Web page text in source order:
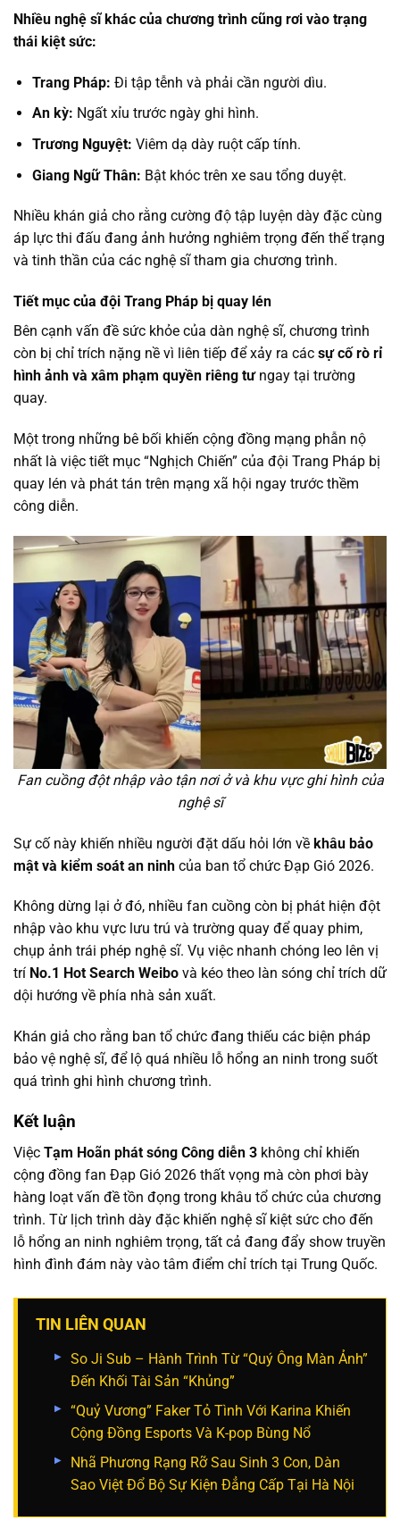
Nhiều nghệ sĩ khác của chương trình cũng rơi vào trạng
thái kiệt sức:
Trang Pháp: Đi tập tễnh và phải cần người dìu.
An kỳ: Ngất xỉu trước ngày ghi hình.
Trương Nguyệt: Viêm dạ dày ruột cấp tính.
Giang Ngữ Thân: Bật khóc trên xe sau tổng duyệt.
Nhiều khán giả cho rằng cường độ tập luyện dày đặc cùng
áp lực thi đấu đang ảnh hưởng nghiêm trọng đến thể trạng
và tinh thần của các nghệ sĩ tham gia chương trình.
Tiết mục của đội Trang Pháp bị quay lén
Bên cạnh vấn đề sức khỏe của dàn nghệ sĩ, chương trình
còn bị chỉ trích nặng nề vì liên tiếp để xảy ra các sự cố rò rỉ
hình ảnh và xâm phạm quyền riêng tưngay tại trường
quay.
Một trong những bê bối khiến cộng đồng mạng phẫn nộ
nhất là việc tiết mục “Nghịch Chiến” của đội Trang Pháp bị
quay lén và phát tán trên mạng xã hội ngay trước thềm
công diễn.
Fan cuồng đột nhập vào tận nơi ở và khu vực ghi hình của
nghệ sĩ
Sự cố này khiến nhiều người đặt dấu hỏi lớn về khâu bảo
mật và kiểm soát an ninh của ban tổ chức Đạp Gió 2026.
Không dừng lại ở đó, nhiều fan cuồng còn bị phát hiện đột
nhập vào khu vực lưu trú và trường quay để quay phim,
chụp ảnh trái phép nghệ sĩ. Vụ việc nhanh chóng leo lên vị
trí No.1 Hot Search Weibo và kéo theo làn sóng chỉ trích dữ
dội hướng về phía nhà sản xuất.
Khán giả cho rằng ban tổ chức đang thiếu các biện pháp
bảo vệ nghệ sĩ, để lộ quá nhiều lỗ hổng an ninh trong suốt
quá trình ghi hình chương trình.
Kết luận
Việc Tạm Hoãn phát sóng Công diễn 3 không chỉ khiến
cộng đồng fan Đạp Gió 2026 thất vọng mà còn phơi bày
hàng loạt vấn đề tồn đọng trong khâu tổ chức của chương
trình. Từ lịch trình dày đặc khiến nghệ sĩ kiệt sức cho đến
lỗ hổng an ninh nghiêm trọng, tất cả đang đẩy show truyền
hình đình đám này vào tâm điểm chỉ trích tại Trung Quốc.
TIN LIÊN QUAN
So Ji Sub – Hành Trình Từ “Quý Ông Màn Ảnh”
Đến Khối Tài Sản “Khủng”
“Quỷ Vương” Faker Tỏ Tình Với Karina Khiến
Cộng Đồng Esports Và K-pop Bùng Nổ
Nhã Phương Rạng Rỡ Sau Sinh 3 Con, Dàn
Sao Việt Đổ Bộ Sự Kiện Đẳng Cấp Tại Hà Nội